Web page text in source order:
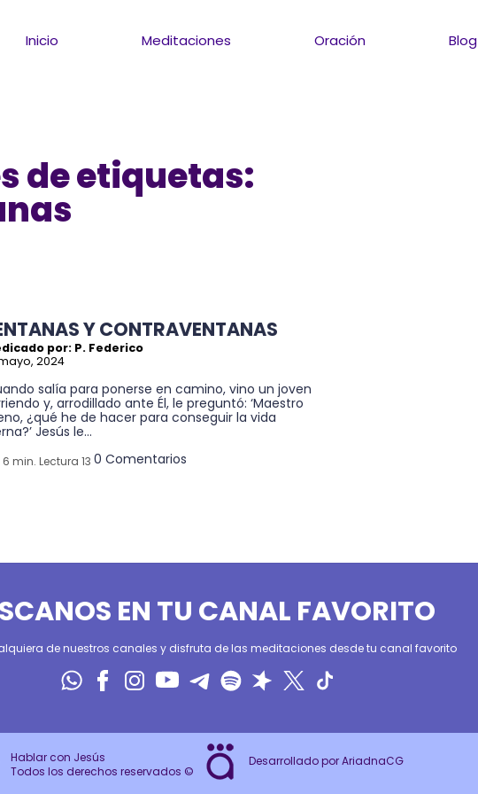
Inicio Meditaciones Oración Blog
de etiquetas:
Y CONTRAVENTANAS
por: P. Federico
2024
salía para ponerse en camino, vino un joven
y, arrodillado ante Él, le preguntó: ‘Maestro
¿qué he de hacer para conseguir la vida
Jesús le...
6 min. Lectura 13 0 Comentarios
EN TU CANAL FAVORITO
de nuestros canales y disfruta de las meditaciones desde tu canal favorito
Hablar con Jesús
Todos los derechos reservados ©
Desarrollado por AriadnaCG